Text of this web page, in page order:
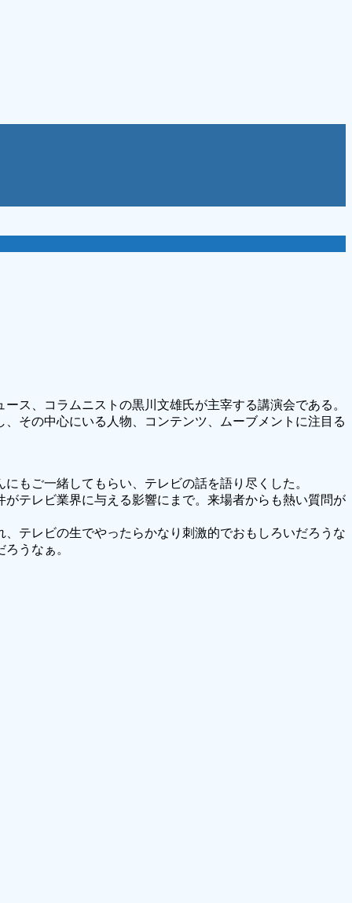
ス、コラムニストの黒川文雄氏が主宰する講演会である。
その中心にいる人物、コンテンツ、ムーブメントに注目る
もご一緒してもらい、テレビの話を語り尽くした。
テレビ業界に与える影響にまで。来場者からも熱い質問が
テレビの生でやったらかなり刺激的でおもしろいだろうな
うなぁ。